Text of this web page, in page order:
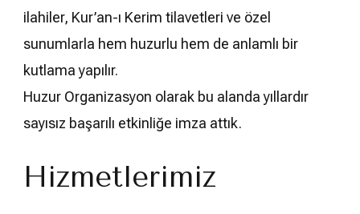
ilahiler, Kur’an-ı Kerim tilavetleri ve özel
sunumlarla hem huzurlu hem de anlamlı bir
kutlama yapılır.
Huzur Organizasyon olarak bu alanda yıllardır
sayısız başarılı etkinliğe imza attık.
Hizmetlerimiz